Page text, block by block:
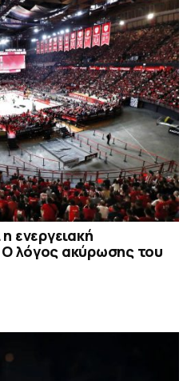
ενεργειακή
λόγος ακύρωσης του